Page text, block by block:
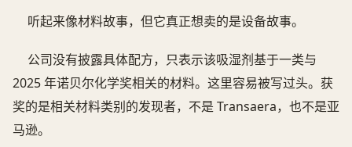
听起来像材料故事，但它真正想卖的是设备故事。
公司没有披露具体配方，只表示该吸湿剂基于一类与
2025 年诺贝尔化学奖相关的材料。这里容易被写过头。获
奖的是相关材料类别的发现者，不是 Transaera，也不是亚
马逊。